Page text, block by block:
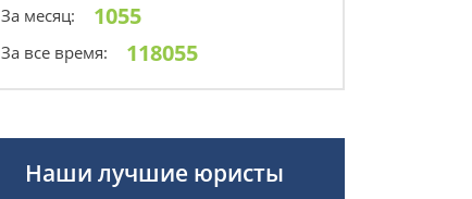
За месяц: 1055
За все время: 118055
Наши лучшие юристы